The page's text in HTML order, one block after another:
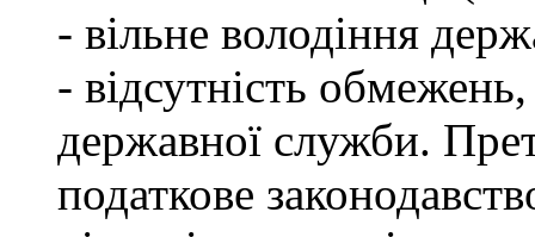
- вільне володіння
- відсутність
державної служби.
податкове